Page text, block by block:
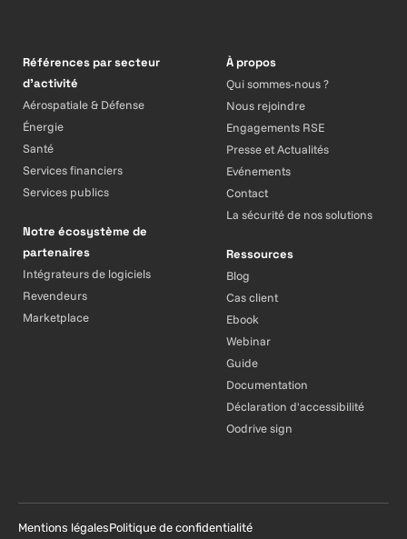
Références par secteur
d’activité
Aérospatiale & Défense
Énergie
Santé
Services financiers
Services publics
Notre écosystème de
partenaires
Intégrateurs de logiciels
Revendeurs
Marketplace
À propos
Qui sommes-nous ?
Nous rejoindre
Engagements RSE
Presse et Actualités
Evénements
Contact
La sécurité de nos solutions
Ressources
Blog
Cas client
Ebook
Webinar
Guide
Documentation
Déclaration d'accessibilité
Oodrive sign
Mentions légalesPolitique de confidentialité